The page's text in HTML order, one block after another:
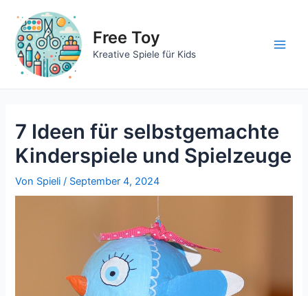
Inhalt
springen
Free Toy
Kreative Spiele für Kids
7 Ideen für selbstgemachte
Kinderspiele und Spielzeuge
Von Spieli/ September 4, 2024